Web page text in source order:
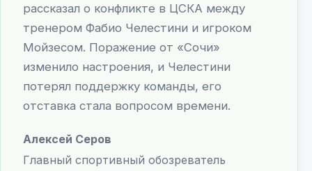
рассказал о конфликте в ЦСКА между
тренером Фабио Челестини и игроком
Мойзесом. Поражение от «Сочи»
изменило настроения, и Челестини
потерял поддержку команды, его
отставка стала вопросом времени.
Алексей Серов
Главный спортивный обозреватель